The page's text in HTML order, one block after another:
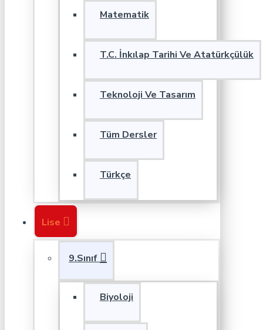
Matematik
T.C. İnkılap Tarihi Ve Atatürkçülük
Teknoloji Ve Tasarım
Tüm Dersler
Türkçe
Lise
9.Sınıf
Biyoloji